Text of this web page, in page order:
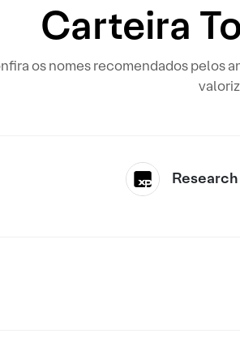
Carteira
os nomes recomendados pelos